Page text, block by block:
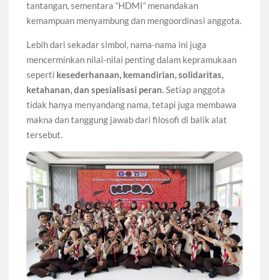
tantangan, sementara “HDMI” menandakan
kemampuan menyambung dan mengoordinasi anggota.
Lebih dari sekadar simbol, nama-nama ini juga
mencerminkan nilai-nilai penting dalam kepramukaan
seperti kesederhanaan, kemandirian, solidaritas,
ketahanan, dan spesialisasi peran.Setiap anggota
tidak hanya menyandang nama, tetapi juga membawa
makna dan tanggung jawab dari filosofi di balik alat
tersebut.